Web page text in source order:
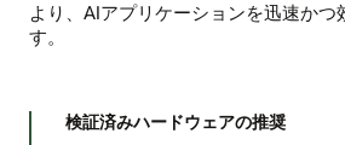
より、AIアプリケーションを迅速かつ
す。
検証済みハードウェアの推奨